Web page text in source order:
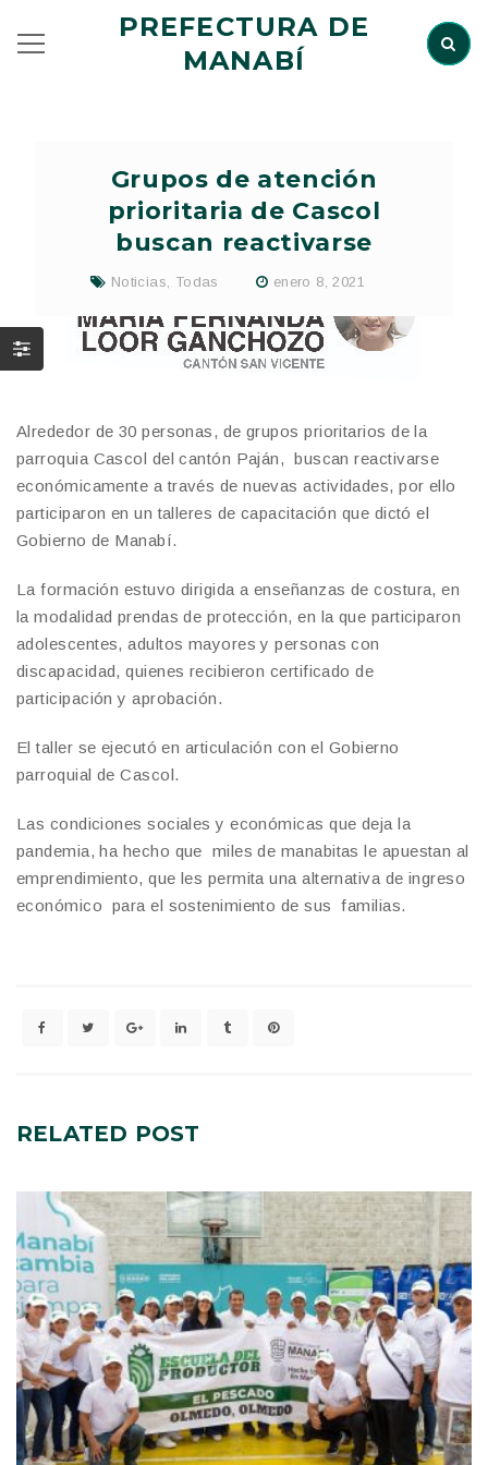
PREFECTURA DE
MANABÍ
Grupos de atención
prioritaria de Cascol
buscan reactivarse
Noticias Todas enero 8, 2021
Alrededor de 30 personas, de grupos prioritarios de la
parroquia Cascol del cantón Paján, buscan reactivarse
económicamente a través de nuevas actividades, por ello
participaron en un talleres de capacitación que dictó el
Gobierno de Manabí.
La formación estuvo dirigida a enseñanzas de costura, en
la modalidad prendas de protección, en la que participaron
adolescentes, adultos mayores y personas con
discapacidad, quienes recibieron certificado de
participación y aprobación.
El taller se ejecutó en articulación con el Gobierno
parroquial de Cascol.
Las condiciones sociales y económicas que deja la
pandemia, ha hecho que miles de manabitas le apuestan al
emprendimiento, que les permita una alternativa de ingreso
económico para el sostenimiento de sus familias.
RELATED POST